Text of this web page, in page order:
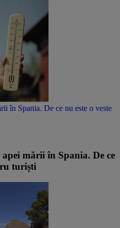
în Spania. De ce nu este o veste
mării în Spania. De ce
turiști